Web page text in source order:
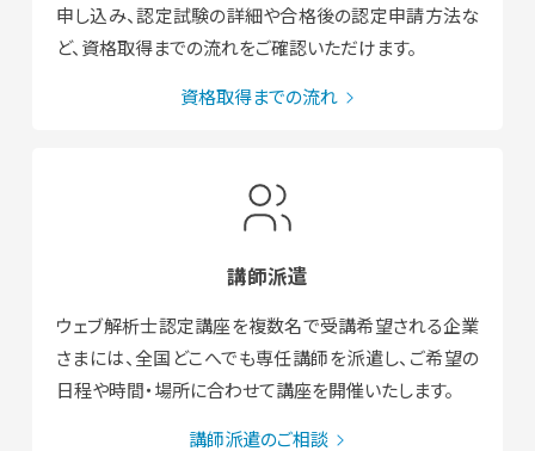
申し込み、認定試験の詳細や合格後の認定申請方法な
ど、資格取得までの流れをご確認いただけます。
資格取得までの流れ
講師派遣
ウェブ解析士認定講座を複数名で受講希望される企業
さまには、全国どこへでも専任講師を派遣し、ご希望の
日程や時間・場所に合わせて講座を開催いたします。
講師派遣のご相談